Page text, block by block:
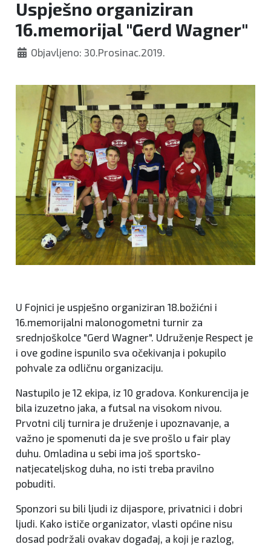
Uspješno organiziran
16.memorijal "Gerd Wagner"
Objavljeno: 30.Prosinac.2019.
U Fojnici je uspješno organiziran 18.božićni i
16.memorijalni malonogometni turnir za
srednjoškolce "Gerd Wagner". Udruženje Respect je
i ove godine ispunilo sva očekivanja i pokupilo
pohvale za odličnu organizaciju.
Nastupilo je 12 ekipa, iz 10 gradova. Konkurencija je
bila izuzetno jaka, a futsal na visokom nivou.
Prvotni cilj turnira je druženje i upoznavanje, a
važno je spomenuti da je sve prošlo u fair play
duhu. Omladina u sebi ima još sportsko-
natjecateljskog duha, no isti treba pravilno
pobuditi.
Sponzori su bili ljudi iz dijaspore, privatnici i dobri
ljudi. Kako ističe organizator, vlasti općine nisu
dosad podržali ovakav događaj, a koji je razlog,